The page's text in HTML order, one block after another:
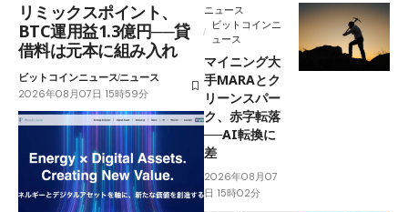
リミックスポイント、
BTC運用益1.3億円──貸
借料は元本に組み入れ
ビットコインニュースニュース
2026年08月07日 15時59分
ニュース
ビットコインニ
ュース
マイニング大
手MARAとク
リーンスパー
ク、赤字転落
──AI転換に
差
2026年08月07
日 15時02分